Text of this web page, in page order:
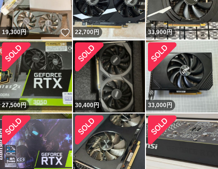
19,300円 いいね！
22,700円 33,900円
27,500円 30,400円 33,000円